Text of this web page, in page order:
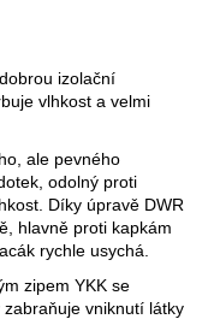
izolační
vlhkost a velmi
ale pevného
odolný proti
Díky úpravě DWR
hlavně proti kapkám
rychle usychá.
zipem YKK se
vniknutí látky